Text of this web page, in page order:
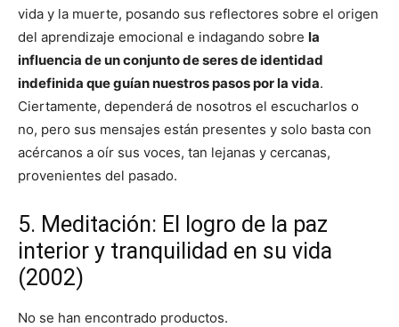
vida y la muerte, posando sus reflectores sobre el origen
del aprendizaje emocional e indagando sobre la
influencia de un conjunto de seres de identidad
indefinida que guían nuestros pasos por la vida.
Ciertamente, dependerá de nosotros el escucharlos o
no, pero sus mensajes están presentes y solo basta con
acércanos a oír sus voces, tan lejanas y cercanas,
provenientes del pasado.
5. Meditación: El logro de la paz
interior y tranquilidad en su vida
(2002)
No se han encontrado productos.